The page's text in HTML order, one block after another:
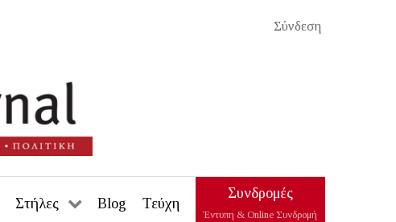
Σύνδεση
Στήλες Blog Τεύχη
Συνδρομές
Έντυπη & Online Συνδρομή